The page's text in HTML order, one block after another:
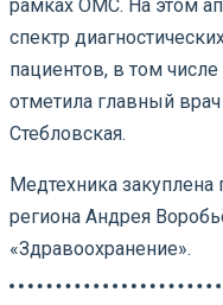
рамках ОМС. На этом
спектр
пациентов, в том
отметила главный
Стебловская.
Медтехника закуплена
региона Андрея
«Здравоохранение».